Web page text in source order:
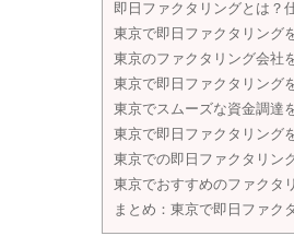
即日ファクタリングとは？
東京で即日ファクタリング
東京のファクタリング会社
東京で即日ファクタリング
東京でスムーズな資金調達
東京で即日ファクタリング
東京での即日ファクタリン
東京でおすすめのファクタ
まとめ：東京で即日ファク